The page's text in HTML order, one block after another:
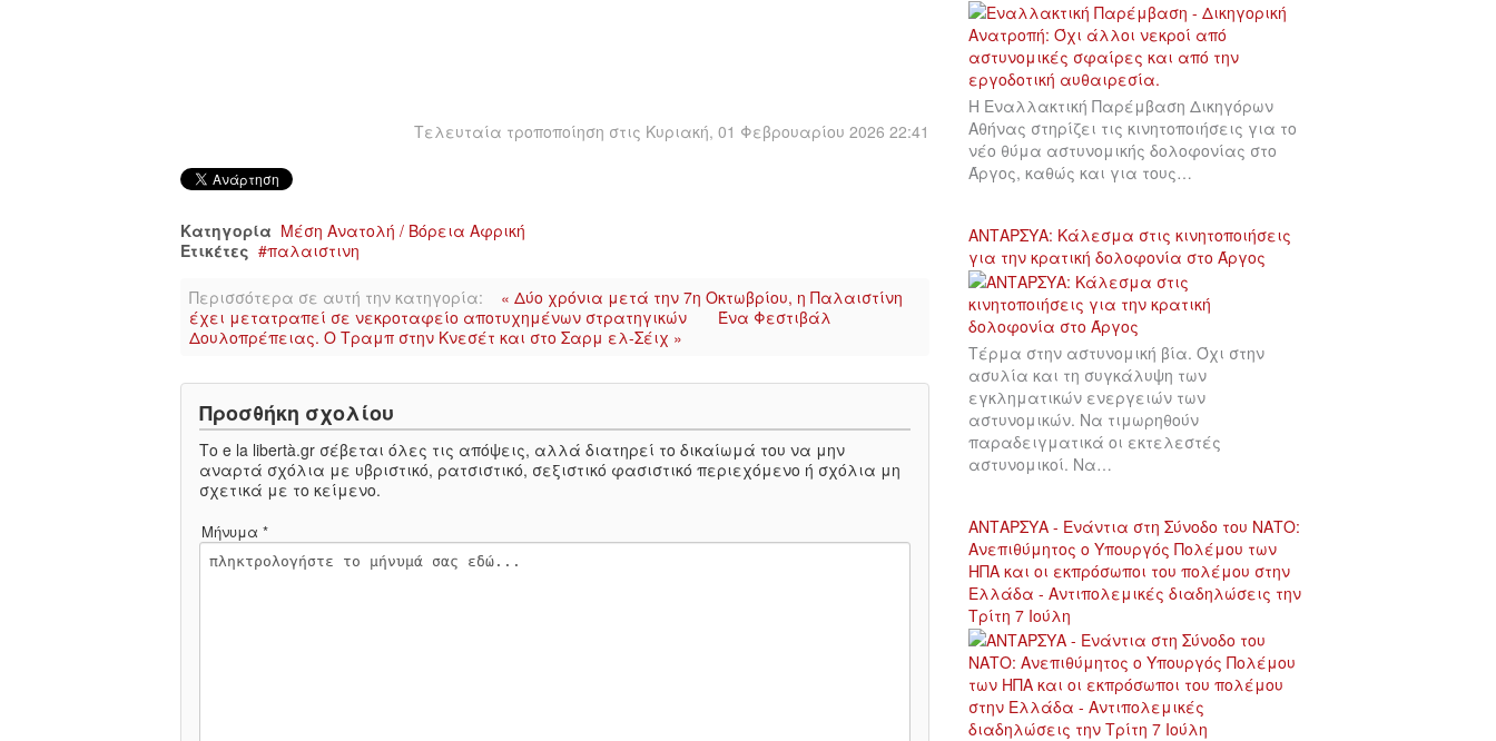
Τελευταία τροποποίηση στις Κυριακή, 01 Φεβρουαρίου 2026 22:41
Κατηγορία Μέση Ανατολή / Βόρεια Αφρική
Ετικέτες
παλαιστινη
Περισσότερα σε αυτή την κατηγορία:
« Δύο χρόνια μετά την 7η Οκτωβρίου, η Παλαιστίνη
έχει μετατραπεί σε νεκροταφείο αποτυχημένων στρατηγικών
Ένα Φεστιβάλ
Δουλοπρέπειας. Ο Τραμπ στην Κνεσέτ και στο Σαρμ ελ-Σέιχ »
Προσθήκη σχολίου
Το e la libertà.gr σέβεται όλες τις απόψεις, αλλά διατηρεί το δικαίωμά του να μην
αναρτά σχόλια με υβριστικό, ρατσιστικό, σεξιστικό φασιστικό περιεχόμενο ή σχόλια μη
σχετικά με το κείμενο.
Μήνυμα *
Η Εναλλακτική Παρέμβαση Δικηγόρων
Αθήνας στηρίζει τις κινητοποιήσεις για το
νέο θύμα αστυνομικής δολοφονίας στο
Άργος, καθώς και για τους…
ΑΝΤΑΡΣΥΑ: Κάλεσμα στις κινητοποιήσεις
για την κρατική δολοφονία στο Άργος
Τέρμα στην αστυνομική βία. Όχι στην
ασυλία και τη συγκάλυψη των
εγκληματικών ενεργειών των
αστυνομικών. Να τιμωρηθούν
παραδειγματικά οι εκτελεστές
αστυνομικοί. Να…
ΑΝΤΑΡΣΥΑ - Ενάντια στη Σύνοδο του ΝΑΤΟ:
Ανεπιθύμητος ο Υπουργός Πολέμου των
ΗΠΑ και οι εκπρόσωποι του πολέμου στην
Ελλάδα - Αντιπολεμικές διαδηλώσεις την
Τρίτη 7 Ιούλη